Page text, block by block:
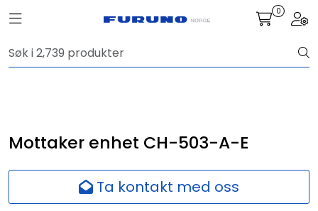
Toggle navigation 0
Mottaker enhet CH-503-A-E
Ta kontakt med oss
Navigasjon
Fiskeleting
Survey